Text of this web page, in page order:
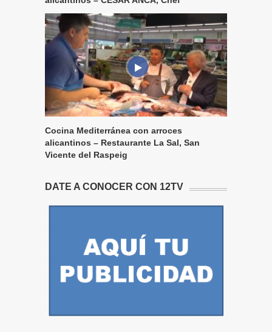
Cocina Mediterránea con arroces
alicantinos – Restaurante La Sal, San
Vicente del Raspeig
DATE A CONOCER CON 12TV